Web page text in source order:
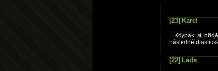
[23] Karel
Kdypak si
následné
[22] Lada